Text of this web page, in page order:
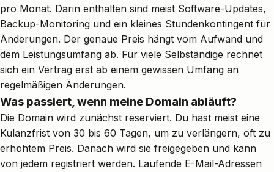
pro Monat. Darin enthalten sind meist Software-Updates,
Backup-Monitoring und ein kleines Stundenkontingent für
Änderungen. Der genaue Preis hängt vom Aufwand und
dem Leistungsumfang ab. Für viele Selbständige rechnet
sich ein Vertrag erst ab einem gewissen Umfang an
regelmäßigen Änderungen.
Was passiert, wenn meine Domain abläuft?
Die Domain wird zunächst reserviert. Du hast meist eine
Kulanzfrist von 30 bis 60 Tagen, um zu verlängern, oft zu
erhöhtem Preis. Danach wird sie freigegeben und kann
von jedem registriert werden. Laufende E-Mail-Adressen